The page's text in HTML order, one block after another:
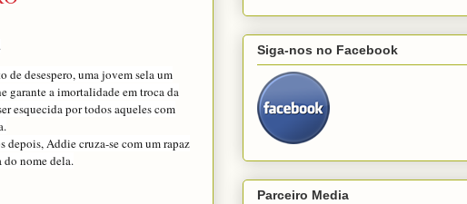
de desespero, uma jovem sela um
garante a imortalidade em troca da
esquecida por todos aqueles com
depois, Addie cruza-se com um rapaz
do nome dela.
Siga-nos no Facebook
Parceiro Media